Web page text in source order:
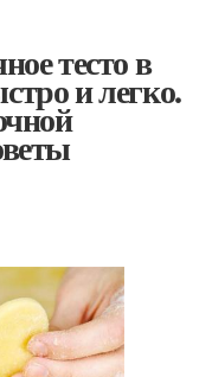
тесто в
и легко.